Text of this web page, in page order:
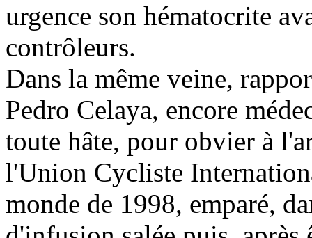
urgence son hématocrite
contrôleurs.
Dans la même veine,
Pedro Celaya, encore
toute hâte, pour obvier à
l'Union Cycliste
monde de 1998, emparé,